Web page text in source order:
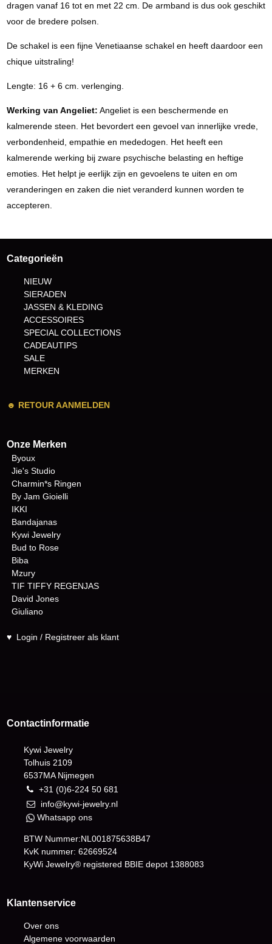
dragen vanaf 16 tot en met 22 cm. De armband is dus ook geschikt
voor de bredere polsen.
De schakel is een fijne Venetiaanse schakel en heeft daardoor een
chique uitstraling!
Lengte: 16 + 6 cm. verlenging.
Werking van Angeliet: Angeliet is een beschermende en
kalmerende steen. Het bevordert een gevoel van innerlijke vrede,
verbondenheid, empathie en mededogen. Het heeft een
kalmerende werking bij zware psychische belasting en heftige
emoties. Het helpt je eerlijk zijn en gevoelens te uiten en om
veranderingen en zaken die niet veranderd kunnen worden te
accepteren.
Categorieën
NIEUW
SIERADEN
JASSEN & KLEDING
ACCESSOIRES
SPECIAL COLLECTIONS
CADEAUTIPS
SALE
MERKEN
☻ RETOUR AANMELDEN
Onze Merken
Byoux
Jie's Studio
Charmin*s Ringen
By Jam Gioielli
IKKI
Bandajanas
Kywi Jewelry
Bud to Rose
Biba
Mzury
TIF TIFFY REGENJAS
David Jones
Giuliano
♥ Login / Registreer als klant
Contactinformatie
Kywi Jewelry
Tolhuis 2109
6537MA Nijmegen
+31 (0)6-224 50 681
info@kywi-jewelry.nl
Whatsapp ons
BTW Nummer:NL001875638B47
KvK nummer: 62669524
KyWi Jewelry® registered BBIE depot 1388083
Klantenservice
Over ons
Algemene voorwaarden